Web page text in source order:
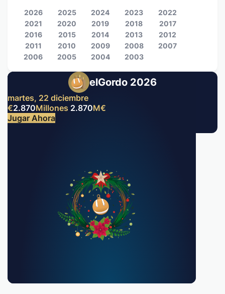
elGordo 2026
martes, 22 diciembre
€2.870Millones 2.870M€
Jugar Ahora
2026 2025 2024 2023
2022
2021
2020 2019 2018
2017
2016
2015 2014 2013
2012
2011
2010 2009 2008
2007
2006
2005 2004 2003